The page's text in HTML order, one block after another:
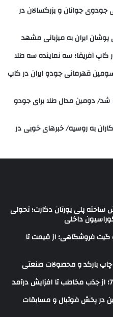
جوانان و بزرگسالان در
ایران به میزبانی مشهد
آفریقا؛ سه نماینده سه طلا
قهرمانی جودو ایران در کاپ
شد/ دومین مدال طلا برای جودو
به روسیه/ خبرهای خوبی در
ساخته پلی یورتان دکارت؛ تحولی
داخلی
گیت فروشگاهی؛ از قیمت تا
چاپ بارکد و محصولات صنعتی
در پخش فوتبال و مسابقات